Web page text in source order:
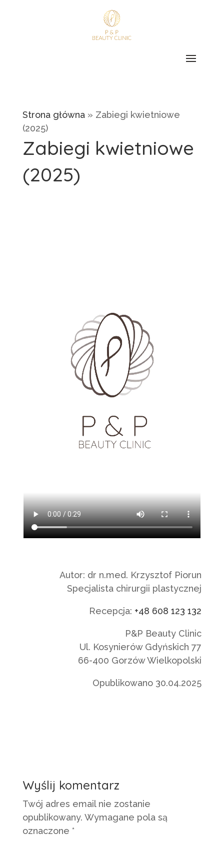
Strona główna» Zabiegi kwietniowe
(2025)
Zabiegi kwietniowe
(2025)
Autor: dr n.med. Krzysztof Piorun
Specjalista chirurgii plastycznej
Recepcja: +48 608 123 132
P&P Beauty Clinic
Ul. Kosynierów Gdyńskich 77
66-400 Gorzów Wielkopolski
Opublikowano 30.04.2025
Wyślij komentarz
Twój adres email nie zostanie
opublikowany. Wymagane pola są
oznaczone *